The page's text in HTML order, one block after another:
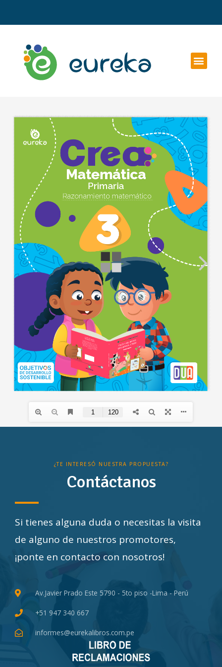
¿TE INTERESÓ NUESTRA PROPUESTA?
Contáctanos
Si tienes alguna duda o necesitas la visita
de alguno de nuestros promotores,
¡ponte en contacto con nosotros!
Av.Javier Prado Este 5790 - 5to piso -Lima - Perú
+51 947 340 667
informes@eurekalibros.com.pe